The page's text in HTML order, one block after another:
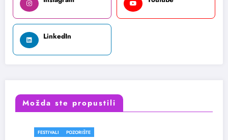
LinkedIn
Možda ste propustili
FESTIVALI POZORIŠTE